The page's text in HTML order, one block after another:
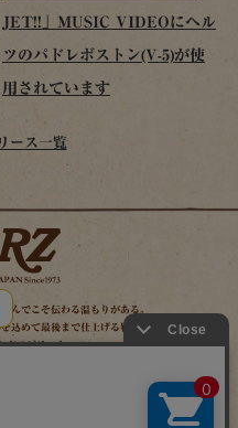
JET!!」MUSIC VIDEOにヘル
ツのパドレボストン(V-5)が使
用されています
ース一覧
んでこそ伝わる温もりがある。
込めて最後まで仕上げる鞄作り。
ドスピリット。